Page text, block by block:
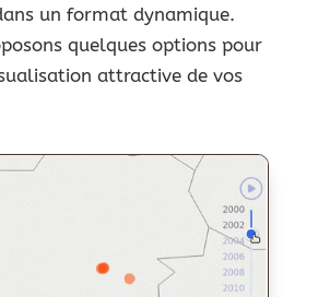
un format dynamique.
quelques options pour
attractive de vos